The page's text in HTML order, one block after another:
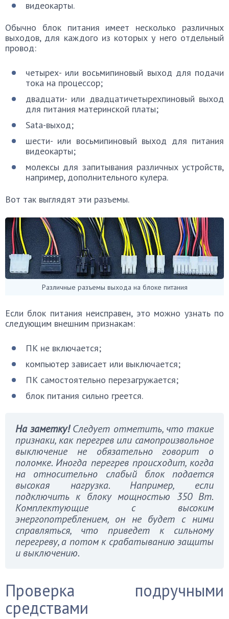
видеокарты.
Обычно блок питания имеет несколько различных
выходов, для каждого из которых у него отдельный
провод:
четырех- или восьмипиновый выход для подачи
тока на процессор;
двадцати- или двадцатичетырехпиновый выход
для питания материнской платы;
Sata-выход;
шести- или восьмипиновый выход для питания
видеокарты;
молексы для запитывания различных устройств,
например, дополнительного кулера.
Вот так выглядят эти разъемы.
Различные разъемы выхода на блоке питания
Если блок питания неисправен, это можно узнать по
следующим внешним признакам:
ПК не включается;
компьютер зависает или выключается;
ПК самостоятельно перезагружается;
блок питания сильно греется.
На заметку!Следует отметить, что такие
признаки, как перегрев или самопроизвольное
выключение не обязательно говорит о
поломке. Иногда перегрев происходит, когда
на относительно слабый блок подается
высокая нагрузка. Например, если
подключить к блоку мощностью 350 Вт.
Комплектующие с высоким
энергопотреблением, он не будет с ними
справляться, что приведет к сильному
перегреву, а потом к срабатыванию защиты
и выключению.
Проверка подручными
средствами